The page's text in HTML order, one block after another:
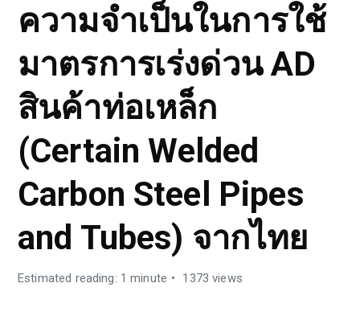
ความจำเป็นในการใช้
มาตรการเร่งด่วน AD
สินค้าท่อเหล็ก
(Certain Welded
Carbon Steel Pipes
and Tubes) จากไทย
Estimated reading: 1 minute 1373 views